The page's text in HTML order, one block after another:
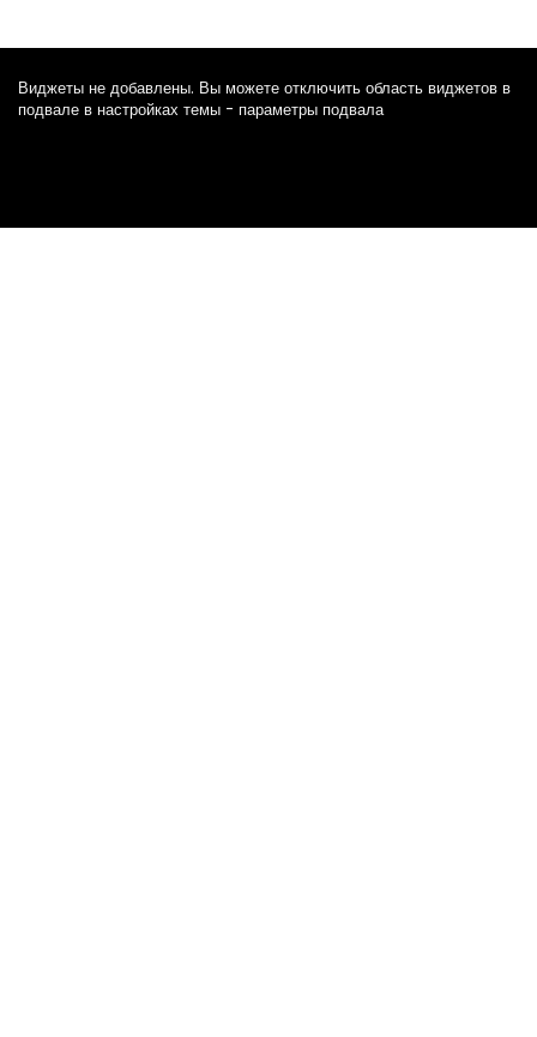
Виджеты не добавлены. Вы можете отключить область виджетов в
подвале в настройках темы - параметры подвала